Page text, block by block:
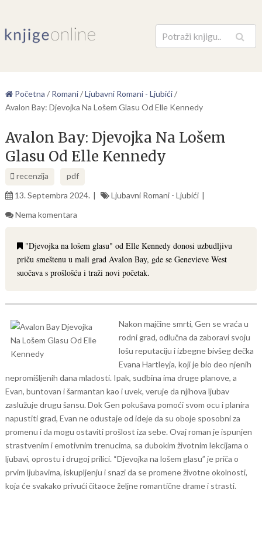
Pretraga
Početna / Romani/Ljubavni Romani - Ljubići/
Avalon Bay: Djevojka Na Lošem Glasu Od Elle Kennedy
Avalon Bay: Djevojka Na Lošem
Glasu Od Elle Kennedy
recenzija
pdf
13. Septembra 2024.
Ljubavni Romani - Ljubići
Nema komentara
"Djevojka na lošem glasu" od Elle Kennedy donosi uzbudljivu
priču smeštenu u mali grad Avalon Bay, gde se Genevieve West
suočava s prošlošću i traži novi početak.
Nakon majčine smrti, Gen se vraća u
rodni grad, odlučna da zaboravi svoju
lošu reputaciju i izbegne bivšeg dečka
Evana Hartleyja, koji je bio deo njenih
nepromišljenih dana mladosti. Ipak, sudbina ima druge planove, a
Evan, buntovan i šarmantan kao i uvek, veruje da njihova ljubav
zaslužuje drugu šansu. Dok Gen pokušava pomoći svom ocu i planira
napustiti grad, Evan ne odustaje od ideje da su oboje sposobni za
promenu i da mogu ostaviti prošlost iza sebe. Ovaj roman je ispunjen
strastvenim i emotivnim trenucima, sa dubokim životnim lekcijama o
ljubavi, oprostu i drugoj prilici. “Djevojka na lošem glasu” je priča o
prvim ljubavima, iskupljenju i snazi da se promene životne okolnosti,
koja će svakako privući čitaoce željne romantične drame i strasti.